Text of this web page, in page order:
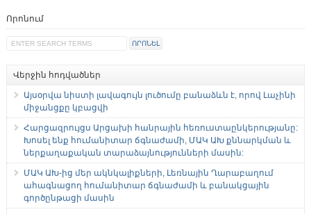
Որոնում
Վերջին հոդվածներ
Այսօրվա նիստի լավագույն լուծումը բանաձևն է, որով Լաչինի
միջանցքը կբացվի
Հարցազրույցս Արցախի հանրային հեռուստաընկերությանը:
Խոսել ենք հումանիտար ճգնաժամի, ՄԱԿ ԱԽ քննարկման և
ներքաղաքական տարաձայնությունների մասին:
ՄԱԿ ԱԽ-ից մեր ակնկալիքների, Լեռնային Ղարաբաղում
ահագնացող հումանիտար ճգնաժամի և բանակցային
գործընթացի մասին